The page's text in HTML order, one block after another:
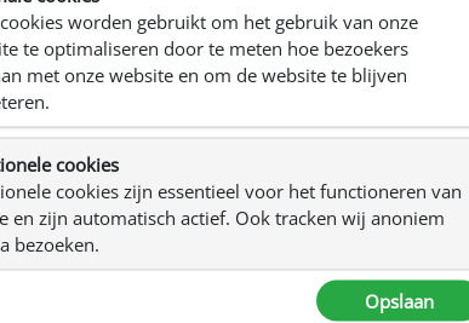
van Heugten.
ze vooral aandacht geven aan de behoefte aan
aanbevelingen aan de slag te gaan gelukkig
een project waarmee ze kort gezegd 2
voor een provinciale keuzewijzer hersenletsel
gevolgen daarvan, bedoeld
mensen in de chronische fase.
dichterbij onze ambitie om de kwaliteit van
worden gebruikt om het gebruik van onze
te optimaliseren door te meten hoe bezoekers
met onze website en om de website te blijven
cookies
cookies zijn essentieel voor het functioneren van
en zijn automatisch actief. Ook tracken wij anoniem
bezoeken.
Opslaan